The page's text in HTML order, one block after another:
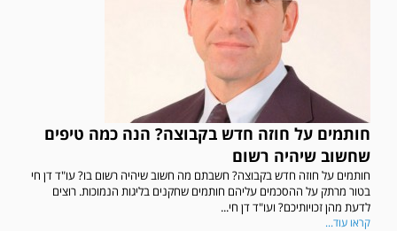
חותמים על חוזה חדש בקבוצה? הנה כמה טיפים
שחשוב שיהיה רשום
חותמים על חוזה חדש בקבוצה? חשבתם מה חשוב שיהיה רשום בו? עו"ד דן חי
בטור מרתק על ההסכמים עליהם חותמים שחקנים בליגות הנמוכות. רוצים
לדעת מהן זכויותיכם? ועו"ד דן חי...
קראו עוד...